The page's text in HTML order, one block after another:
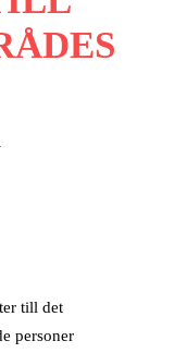
till det
personer